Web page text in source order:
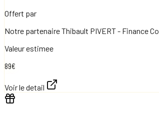
Offert par
Notre partenaire Thibault PIVERT - Finance
Valeur estimee
89€
Voir le detail